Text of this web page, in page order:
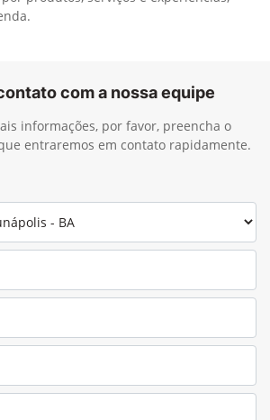
com a nossa equipe
informações, por favor, preencha o
entraremos em contato rapidamente.